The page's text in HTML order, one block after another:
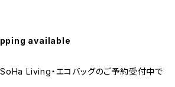
available
SoHa Living・エコバッグのご予約受付中で